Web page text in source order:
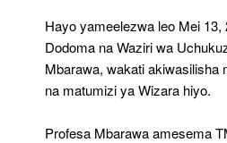
Hayo yameelezwa leo Mei 13,
Dodoma na Waziri wa
Mbarawa, wakati akiwasilisha
na matumizi ya Wizara hiyo.
Profesa Mbarawa amesema